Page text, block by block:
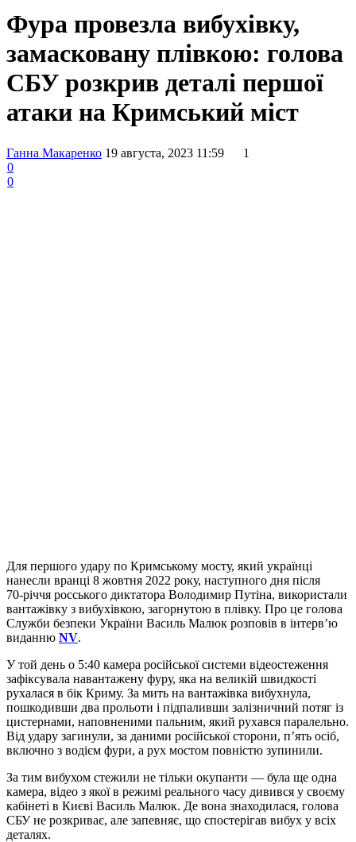
Фура провезла вибухівку,
замасковану плівкою: голова
СБУ розкрив деталі першої
атаки на Кримський міст
Ганна Макаренко 19 августа, 2023 11:59
1
0
0
Для першого удару по Кримському мосту, який українці
нанесли вранці 8 жовтня 2022 року, наступного дня після
70‑річчя росського диктатора Володимир Путіна, використали
вантажівку з вибухівкою, загорнутою в плівку. Про це голова
Служби безпеки України Василь Малюк розповів в інтерв’ю
виданню NV.
У той день о 5:40 камера російської системи відео­стеження
зафіксувала навантажену фуру, яка на великій швидкості
рухалася в бік Криму. За мить на вантажівка вибухнула,
пошкодивши два прольоти і підпаливши залізничний потяг із
цистернами, наповненими пальним, який рухався паралельно.
Від удару загинули, за даними російської сторони, п’ять осіб,
включно з водієм фури, а рух мостом повністю зупинили.
За тим вибухом стежили не тільки окупанти — була ще одна
камера, відео з якої в режимі реального часу дивився у своєму
кабінеті в Києві Василь Малюк. Де вона знаходилася, голова
СБУ не розкриває, але запевняє, що спостерігав вибух у всіх
деталях.